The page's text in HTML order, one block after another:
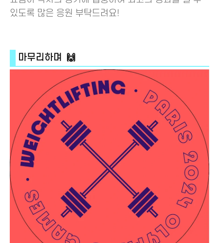
있도록 많은 응원 부탁드려요!
마무리하며 🙌